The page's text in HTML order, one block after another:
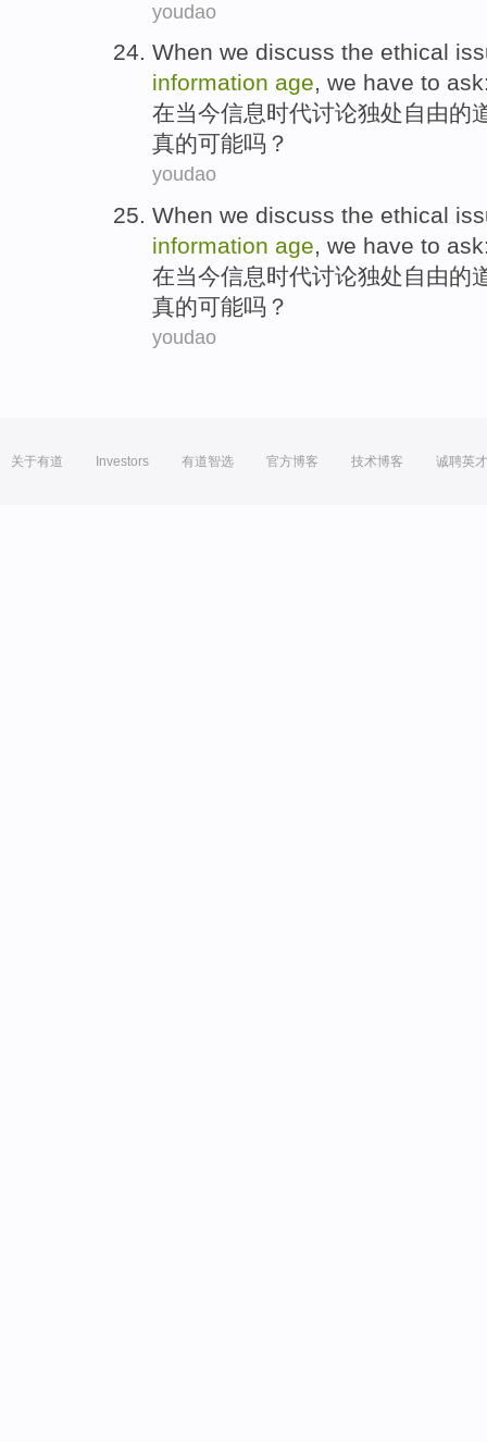
youdao
When we discuss the ethical
information age, we have to
在当今信息时代讨论独处 自由的
真的可能吗？
youdao
When we discuss the ethical
information age, we have to
在当今信息时代讨论独处 自由的
真的可能吗？
youdao
关于有道 Investors 有道智选 官方博客 技术博客 诚聘英才